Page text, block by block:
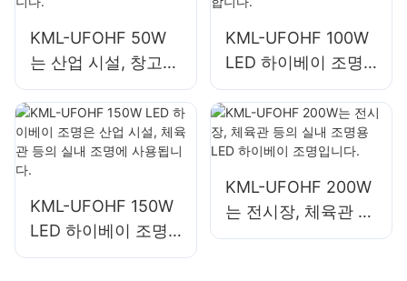
KML-UFOHF 50W
는 산업 시설, 창고
및 기타 실내 조명 용
도에 적합한 LED 하
이베이 조명입니다.
KML-UFOHF 100W
LED 하이베이 조명
은 산업 시설, 창고
및 기타 실내 조명 용
도에 적합합니다.
KML-UFOHF 150W
LED 하이베이 조명
은 산업 시설, 체육관
KML-UFOHF 200W
는 전시장, 체육관 등
의 실내 조명용 LED